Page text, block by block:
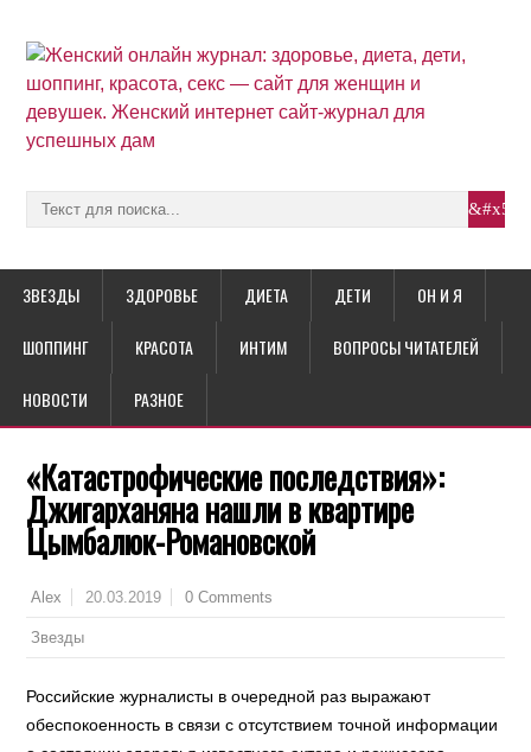
ЗВЕЗДЫ ЗДОРОВЬЕ ДИЕТА ДЕТИ ОН И Я
ШОППИНГ КРАСОТА ИНТИМ ВОПРОСЫ ЧИТАТЕЛЕЙ
НОВОСТИ РАЗНОЕ
«Катастрофические последствия»:
Джигарханяна нашли в квартире
Цымбалюк-Романовской
Alex 20.03.2019 0 Comments
Звезды
Российские журналисты в очередной раз выражают
обеспокоенность в связи с отсутствием точной информации